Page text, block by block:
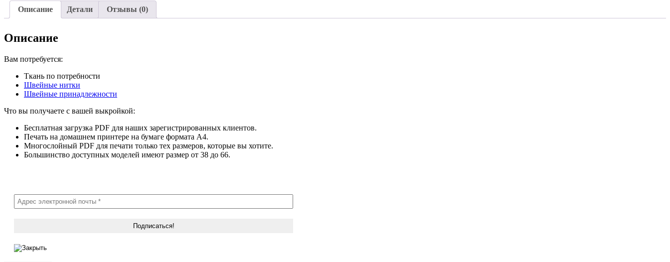
Описание Детали Отзывы (0)
Описание
Вам потребуется:
Ткань по потребности
Швейные нитки
Швейные принадлежности
Что вы получаете с вашей выкройкой:
Бесплатная загрузка PDF для наших зарегистрированных клиентов.
Печать на домашнем принтере на бумаге формата A4.
Многослойный PDF для печати только тех размеров, которые вы хотите.
Большинство доступных моделей имеют размер от 38 до 66.